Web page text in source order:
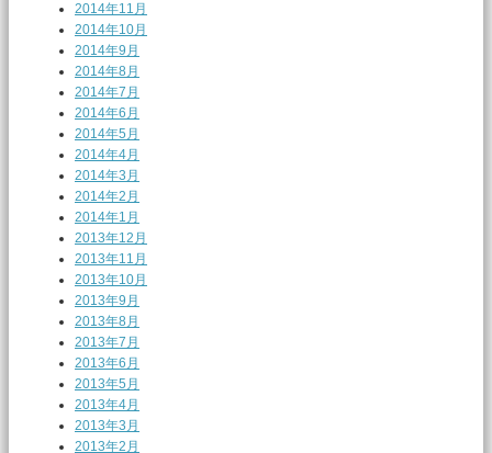
2014年11月
2014年10月
2014年9月
2014年8月
2014年7月
2014年6月
2014年5月
2014年4月
2014年3月
2014年2月
2014年1月
2013年12月
2013年11月
2013年10月
2013年9月
2013年8月
2013年7月
2013年6月
2013年5月
2013年4月
2013年3月
2013年2月